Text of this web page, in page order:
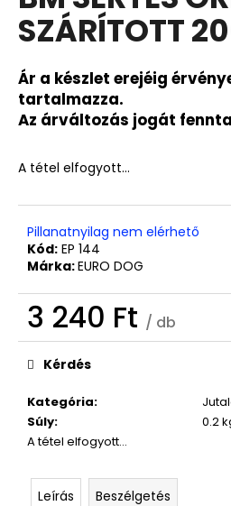
5-
ből
csillag.
SZÁRÍTOTT
Ár a készlet erejéig
tartalmazza.
Az árváltozás jogát
A tétel elfogyott…
Pillanatnyilag nem elérhető
Kód: EP 144
Márka:EURO DOG
3 240 Ft / db
Egységár:
Kategória:
Súly:
0.2
A tétel elfogyott…
Kérdés
Leírás Beszélgetés